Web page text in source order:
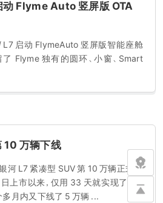
动 Flyme Auto 竖屏版 OTA
启动 FlymeAuto 竖屏版智能座舱
Flyme 独有的圆环、小窗、Smart
10 万辆下线
河 L7 紧凑型 SUV 第 10 万辆正式下
上市以来，仅用 33 天就实现了第 1
多月内又下线了 5 万辆 ...